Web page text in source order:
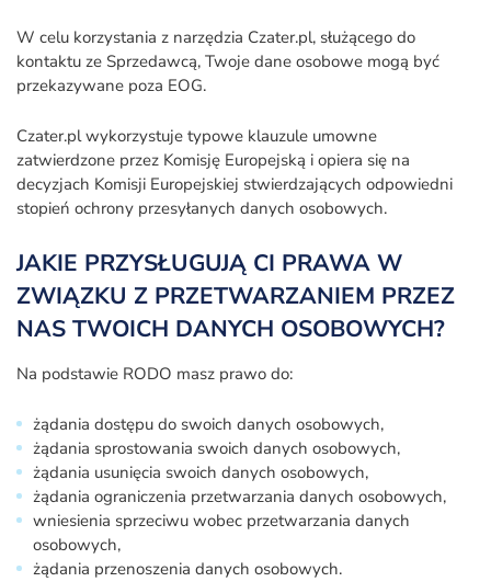
W celu korzystania z narzędzia Czater.pl, służącego do
kontaktu ze Sprzedawcą, Twoje dane osobowe mogą być
przekazywane poza EOG.
Czater.pl wykorzystuje typowe klauzule umowne
zatwierdzone przez Komisję Europejską i opiera się na
decyzjach Komisji Europejskiej stwierdzających odpowiedni
stopień ochrony przesyłanych danych osobowych.
JAKIE PRZYSŁUGUJĄ CI PRAWA W
ZWIĄZKU Z PRZETWARZANIEM PRZEZ
NAS TWOICH DANYCH OSOBOWYCH?
Na podstawie RODO masz prawo do:
żądania dostępu do swoich danych osobowych,
żądania sprostowania swoich danych osobowych,
żądania usunięcia swoich danych osobowych,
żądania ograniczenia przetwarzania danych osobowych,
wniesienia sprzeciwu wobec przetwarzania danych
osobowych,
żądania przenoszenia danych osobowych.